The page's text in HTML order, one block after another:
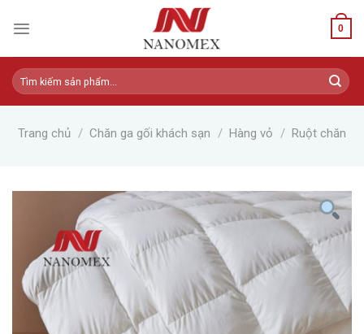
0
Tìm
kiếm:
Trang chủ / Chăn ga gối khách sạn / Hàng vỏ / Ruột chăn